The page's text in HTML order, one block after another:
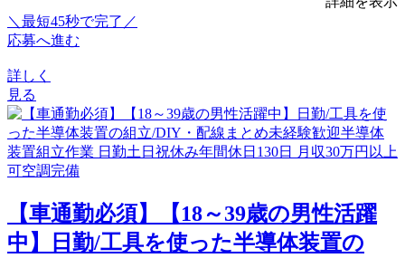
＼最短45秒で完了／
応募へ進む
詳しく
見る
【車通勤必須】【18～39歳の男性活躍
中】日勤/工具を使った半導体装置の